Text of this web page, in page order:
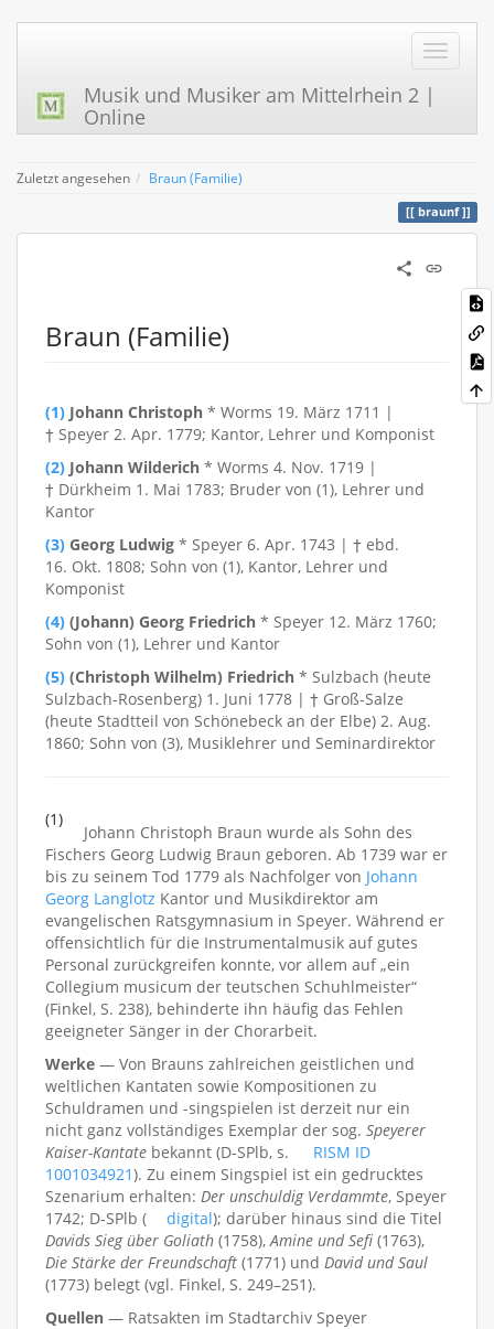
Musik und Musiker am Mittelrhein 2 |
Online
Zuletzt angesehen Braun (Familie)
braunf
Braun (Familie)
(1) Johann Christoph * Worms 19. März 1711 |
† Speyer 2. Apr. 1779; Kantor, Lehrer und Komponist
(2) Johann Wilderich * Worms 4. Nov. 1719 |
† Dürkheim 1. Mai 1783; Bruder von (1), Lehrer und
Kantor
(3) Georg Ludwig * Speyer 6. Apr. 1743 | † ebd.
16. Okt. 1808; Sohn von (1), Kantor, Lehrer und
Komponist
(4) (Johann) Georg Friedrich * Speyer 12. März 1760;
Sohn von (1), Lehrer und Kantor
(5) (Christoph Wilhelm) Friedrich * Sulzbach (heute
Sulzbach-Rosenberg) 1. Juni 1778 | † Groß-Salze
(heute Stadtteil von Schönebeck an der Elbe) 2. Aug.
1860; Sohn von (3), Musiklehrer und Seminardirektor
(1)
Johann Christoph Braun wurde als Sohn des
Fischers Georg Ludwig Braun geboren. Ab 1739 war er
bis zu seinem Tod 1779 als Nachfolger von Johann
Georg Langlotz Kantor und Musikdirektor am
evangelischen Ratsgymnasium in Speyer. Während er
offensichtlich für die Instrumentalmusik auf gutes
Personal zurückgreifen konnte, vor allem auf „ein
Collegium musicum der teutschen Schuhlmeister“
(Finkel, S. 238), behinderte ihn häufig das Fehlen
geeigneter Sänger in der Chorarbeit.
Werke — Von Brauns zahlreichen geistlichen und
weltlichen Kantaten sowie Kompositionen zu
Schuldramen und -singspielen ist derzeit nur ein
nicht ganz vollständiges Exemplar der sog. Speyerer
Kaiser-Kantate bekannt (D-SPlb, s.
RISM ID
1001034921). Zu einem Singspiel ist ein gedrucktes
Szenarium erhalten: Der unschuldig Verdammte, Speyer
1742; D-SPlb (
digital); darüber hinaus sind die Titel
Davids Sieg über Goliath (1758),Amine und Sefi (1763),
Die Stärke der Freundschaft (1771) und David und Saul
(1773) belegt (vgl. Finkel, S. 249–251).
Quellen — Ratsakten im Stadtarchiv Speyer